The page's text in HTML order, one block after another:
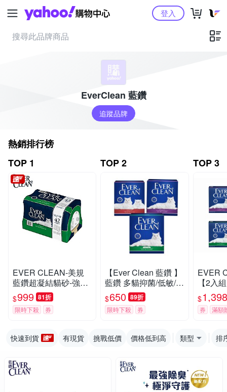
Yahoo購物中心登入
EverClean 藍鑽
追蹤品牌
熱銷排行榜
TOP 1
EVER CLEAN-美規
藍鑽超凝結貓砂-強效
低敏結塊貓砂 42LB(1
9kg)=綠標★
$999 81折
限時下殺 券
TOP 2
【Ever Clean 藍鑽 】
藍鑽 多貓抑菌/低敏/除
臭貓砂8.5kg -( 除臭/
抑味/ 凝結/長效淨味2
1天)
$650 89折
限時下殺 券
TOP 3
EVER
【2入
抑菌/
$1,398
券 滿額
快速到貨 有現貨 挑戰低價 價格低到高 類型 排